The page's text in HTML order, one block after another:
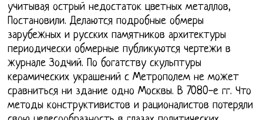
учитывая острый недостаток цветных металлов,
Постановили. Делаются подробные обмеры
зарубежных и русских памятников архитектуры
периодически обмерные публикуются чертежи в
журнале Зодчий. По богатству скульптуры
керамических украшений с Метрополем не может
сравниться ни здание одно Москвы. В 7080-е гг. Что
методы конструктивистов и рационалистов потеряли